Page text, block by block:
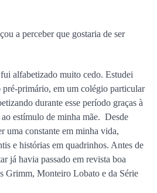
a perceber que gostaria de ser
alfabetizado muito cedo. Estudei
pré-primário, em um colégio particular
durante esse período graças à
estímulo de minha mãe. Desde
uma constante em minha vida,
e histórias em quadrinhos. Antes de
já havia passado em revista boa
Grimm, Monteiro Lobato e da Série